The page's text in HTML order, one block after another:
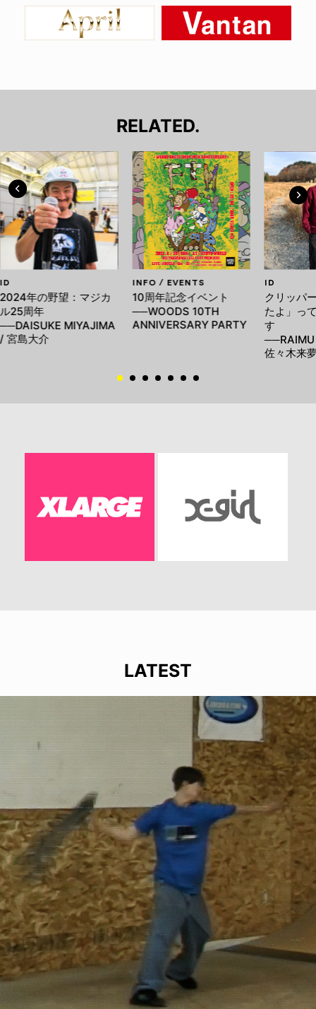
RELATED.
ID
2024年の野望：マジカ
ル25周年
──DAISUKE MIYAJIMA
/ 宮島大介
INFO / EVENTS
10周年記念イベント
──WOODS 10TH
ANNIVERSARY PARTY
ID
クリッパ
たよ」っ
す
佐々木来
LATEST